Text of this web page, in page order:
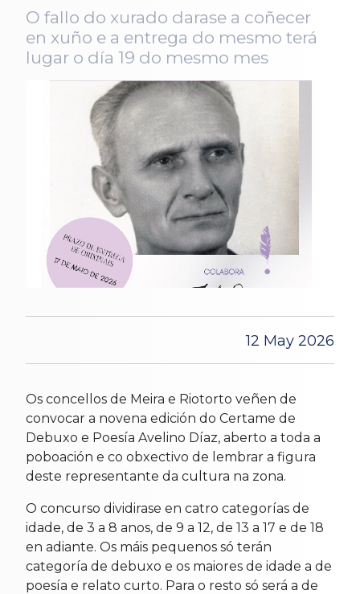
O fallo do xurado darase a coñecer
en xuño e a entrega do mesmo terá
lugar o día 19 do mesmo mes
12 May 2026
Os concellos de Meira e Riotorto veñen de
convocar a novena edición do Certame de
Debuxo e Poesía Avelino Díaz, aberto a toda a
poboación e co obxectivo de lembrar a figura
deste representante da cultura na zona.
O concurso dividirase en catro categorías de
idade, de 3 a 8 anos, de 9 a 12, de 13 a 17 e de 18
en adiante. Os máis pequenos só terán
categoría de debuxo e os maiores de idade a de
poesía e relato curto. Para o resto só será a de